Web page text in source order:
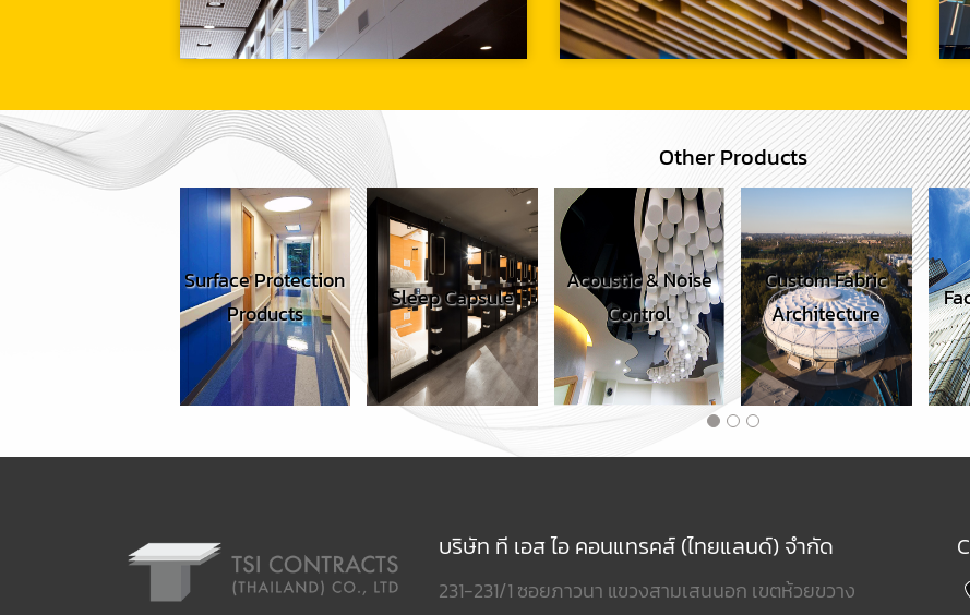
Other Products
Surface Protection
Sleep Capsule
Acoustic & Noise
Control
Custom Fabric
Architecture
Facade Systems
บริษัท ที เอส ไอ คอนแทรคส์ (ไทยแลนด์) จำกัด
231-231/1 ซอยภาวนา แขวงสามเสนนอก เขตห้วยขวาง